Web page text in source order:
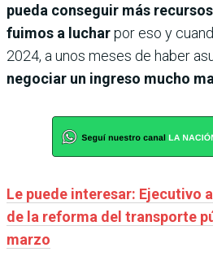
pueda conseguir más
fuimos a lucharpor eso y
2024, a unos meses de haber
negociar un ingreso mucho
Le puede interesar: Ejecutivo
de la reforma del transporte
marzo